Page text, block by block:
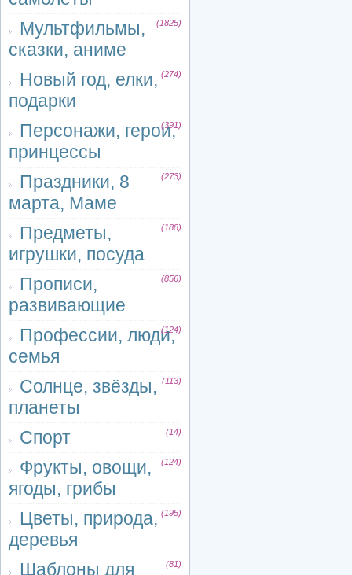
Мультфильмы,
сказки, аниме
(1825)
Новый год, елки,
подарки
(274)
Персонажи, герои,
принцессы
(391)
Праздники, 8
марта, Маме
(273)
Предметы,
игрушки, посуда
(188)
Прописи,
развивающие
(856)
Профессии, люди,
семья
(124)
Солнце, звёзды,
планеты
(113)
Спорт (14)
Фрукты, овощи,
ягоды, грибы
(124)
Цветы, природа,
деревья
(195)
Шаблоны для (81)